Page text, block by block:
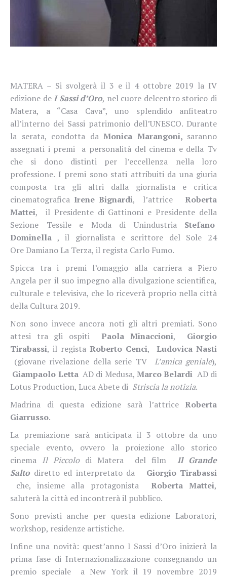
MATERA – Si svolgerà il 3 e il 4 ottobre 2019 la IV
edizione deI Sassi d’Oro, nel cuore delcentro storico di
Matera, a “Casa Cava”, uno splendido anfiteatro
all’interno dei Sassi patrimonio dell’UNESCO. Durante
la serata, condotta da Monica Marangoni, saranno
assegnati i premi a personalità del cinema e della Tv
che si dono distinti per l’eccellenza nella loro
professione. I premi sono stati attribuiti da una giuria
composta tra gli altri dalla giornalista e critica
cinematografica Irene Bignardi, l’attrice Roberta
Mattei, il Presidente di Gattinoni e Presidente della
Sezione Tessile e Moda di Unindustria Stefano
Dominella , il giornalista e scrittore del Sole 24
Ore Damiano La Terza, il regista Carlo Fumo.
Spicca tra i premi l’omaggio alla carriera a Piero
Angela per il suo impegno alla divulgazione scientifica,
culturale e televisiva, che lo riceverà proprio nella città
della Cultura 2019.
Non sono invece ancora noti gli altri premiati. Sono
attesi tra gli ospiti
Paola Minaccioni, Giorgio
Tirabassi, il regista Roberto Cenci, Ludovica Nasti
(giovane rivelazione della serie TV L’amica geniale),
Giampaolo LettaAD di Medusa, Marco Belardi AD di
Lotus Production, Luca Abete di Striscia la notizia.
Madrina di questa edizione sarà l’attrice Roberta
Giarrusso.
La premiazione sarà anticipata il 3 ottobre da uno
speciale evento, ovvero la proiezione allo storico
cinema Il Piccolodi Matera del film
Il Grande
Salto diretto ed interpretato da Giorgio Tirabassi
che, insieme alla protagonista
Roberta Mattei,
saluterà la città ed incontrerà il pubblico.
Sono previsti anche per questa edizione Laboratori,
workshop, residenze artistiche.
Infine una novità: quest’anno I Sassi d’Oro inizierà la
prima fase di Internazionalizzazione consegnando un
premio speciale a New York il 19 novembre 2019